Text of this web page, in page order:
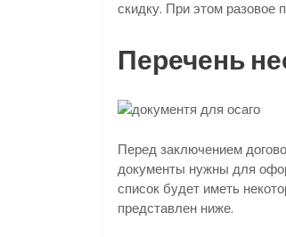
скидку. При этом
Перечень
Перед заключением
документы нужны для
список будет иметь
представлен ниже.